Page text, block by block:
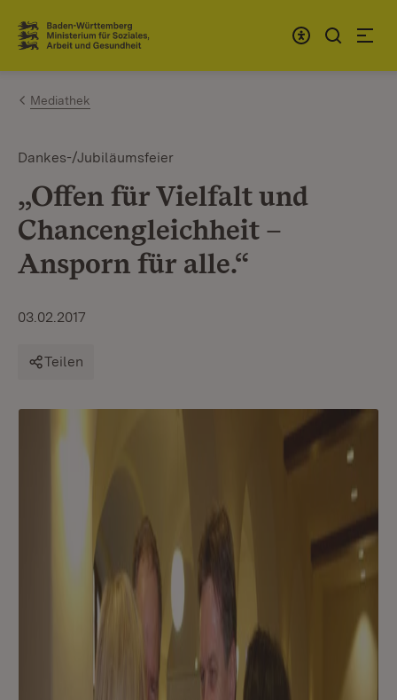
Zum Inhalt springen
Link zur Startseite
Mediathek
Dankes-/Jubiläumsfeier
„Offen für Vielfalt und
Chancengleichheit –
Ansporn für alle.“
03.02.2017
Teilen